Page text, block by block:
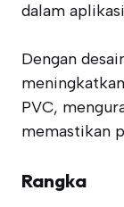
dalam
Dengan
PVC,
memastikan
Rangka